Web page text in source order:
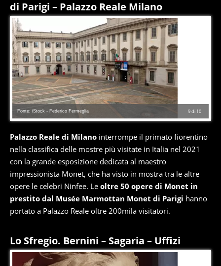
di Parigi – Palazzo Reale Milano
9di 10
Fonte: iStock - Federico Fermeglia
Palazzo Reale di Milano interrompe il primato fiorentino
nella classifica delle mostre più visitate in Italia nel 2021
con la grande esposizione dedicata al maestro
impressionista Monet, che ha visto in mostra tra le altre
opere le celebri Ninfee. Le oltre 50 opere di Monet in
prestito dal Musée Marmottan Monet di Parigi hanno
portato a Palazzo Reale oltre 200mila visitatori.
Lo Sfregio. Bernini – Sagaria – Uffizi